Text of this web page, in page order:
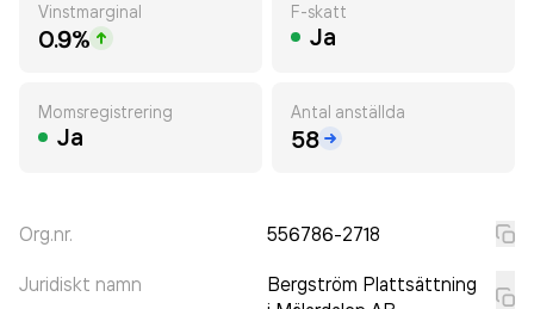
Vinstmarginal
0.9%
F-skatt
Ja
Momsregistrering
Ja
Antal anställda
58
Org.nr. 556786-2718
Juridiskt namn
Bergström Plattsättning